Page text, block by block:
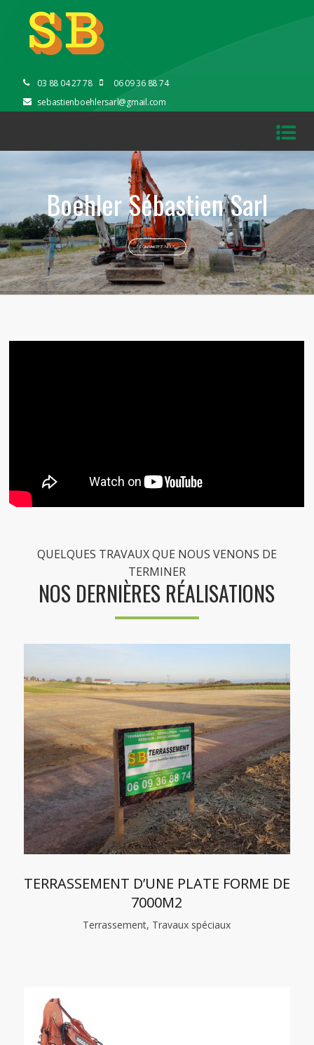
03 88 04 27 78
06 09 36 88 74
sebastienboehlersarl@gmail.com
Boehler Sébastien Sarl
CONTACTEZ-NOUS
QUELQUES TRAVAUX QUE NOUS VENONS DE
TERMINER
NOS DERNIÈRES RÉALISATIONS
TERRASSEMENT D’UNE PLATE FORME DE
7000M2
Terrassement, Travaux spéciaux